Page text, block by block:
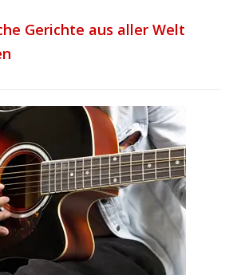
Gerichte aus aller Welt